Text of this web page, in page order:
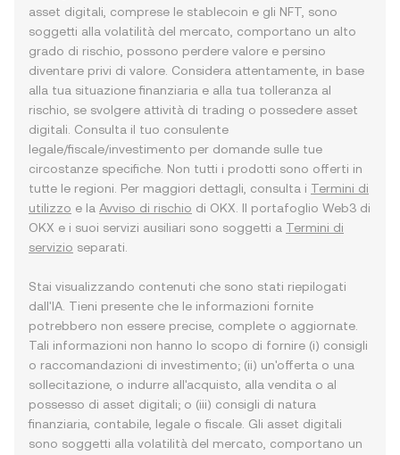
asset digitali, comprese le stablecoin e gli NFT, sono
soggetti alla volatilità del mercato, comportano un alto
grado di rischio, possono perdere valore e persino
diventare privi di valore. Considera attentamente, in base
alla tua situazione finanziaria e alla tua tolleranza al
rischio, se svolgere attività di trading o possedere asset
digitali. Consulta il tuo consulente
legale/fiscale/investimento per domande sulle tue
circostanze specifiche. Non tutti i prodotti sono offerti in
tutte le regioni. Per maggiori dettagli, consulta i Termini di
utilizzo e la Avviso di rischio di OKX. Il portafoglio Web3 di
OKX e i suoi servizi ausiliari sono soggetti a Termini di
servizio separati.
Stai visualizzando contenuti che sono stati riepilogati
dall'IA. Tieni presente che le informazioni fornite
potrebbero non essere precise, complete o aggiornate.
Tali informazioni non hanno lo scopo di fornire (i) consigli
o raccomandazioni di investimento; (ii) un'offerta o una
sollecitazione, o indurre all'acquisto, alla vendita o al
possesso di asset digitali; o (iii) consigli di natura
finanziaria, contabile, legale o fiscale. Gli asset digitali
sono soggetti alla volatilità del mercato, comportano un